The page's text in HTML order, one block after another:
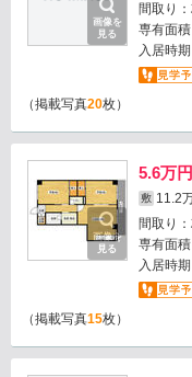
画像を
見る
間取り：
専有面積
入居時期
（掲載写真20枚）
画像を
見る
5.6万円
敷 11.2
間取り：
専有面積
入居時期
（掲載写真15枚）